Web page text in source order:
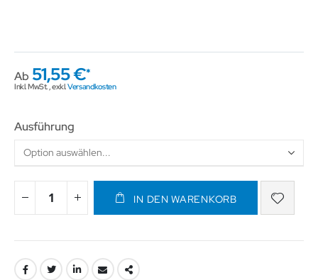
Ab 51,55 €
Inkl. MwSt.,exkl.Versandkosten
Ausführung
IN DEN WARENKORB